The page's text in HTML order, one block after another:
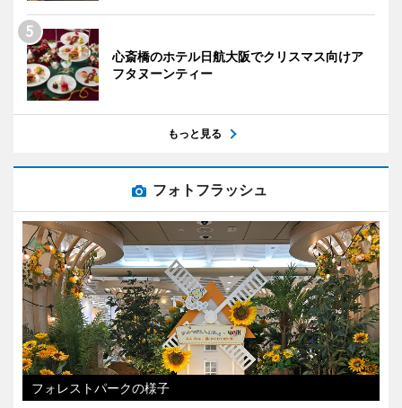
心斎橋のホテル日航大阪でクリスマス向けア
フタヌーンティー
もっと見る
フォトフラッシュ
フォレストパークの様子